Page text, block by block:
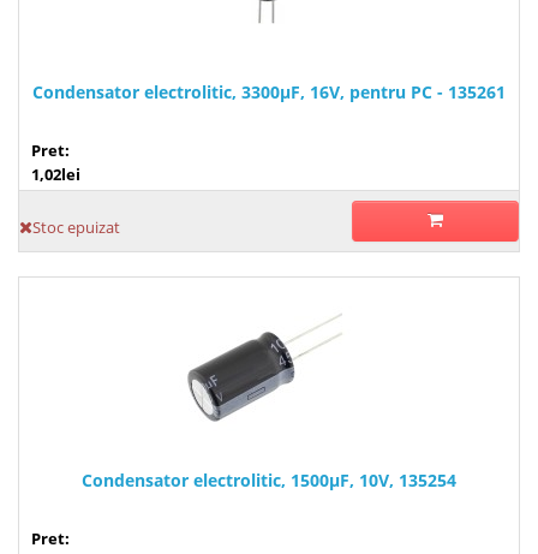
Condensator electrolitic, 3300µF, 16V, pentru PC - 135261
Pret:
1,02lei
Stoc epuizat
Condensator electrolitic, 1500µF, 10V, 135254
Pret: